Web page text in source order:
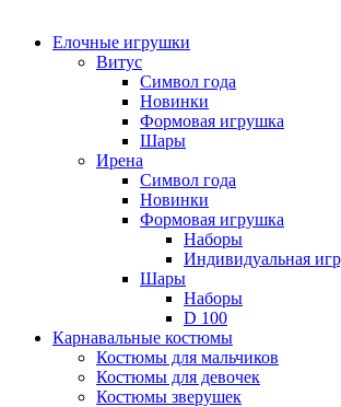
Елочные игрушки
Витус
Символ года
Новинки
Формовая игрушка
Шары
Ирена
Символ года
Новинки
Формовая игрушка
Наборы
Индивидуальная
Шары
Наборы
D 100
Карнавальные костюмы
Костюмы для мальчиков
Костюмы для девочек
Костюмы зверушек